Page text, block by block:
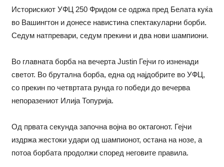
Историскиот УФЦ 250 Фридом се одржа пред Белата куќа
во Вашингтон и донесе навистина спектакуларни борби.
Седум натпревари, седум прекини и два нови шампиони.
Во главната борба на вечерта Justin Гејчи го изненади
светот. Во брутална борба, една од најдобрите во УФЦ,
со прекин по четвртата рунда го победи до вечерва
непоразениот Илија Топурија.
Од првата секунда започна војна во октагонот. Гејчи
издржа жестоки удари од шампионот, остана на нозе, а
потоа борбата продолжи според неговите правила.